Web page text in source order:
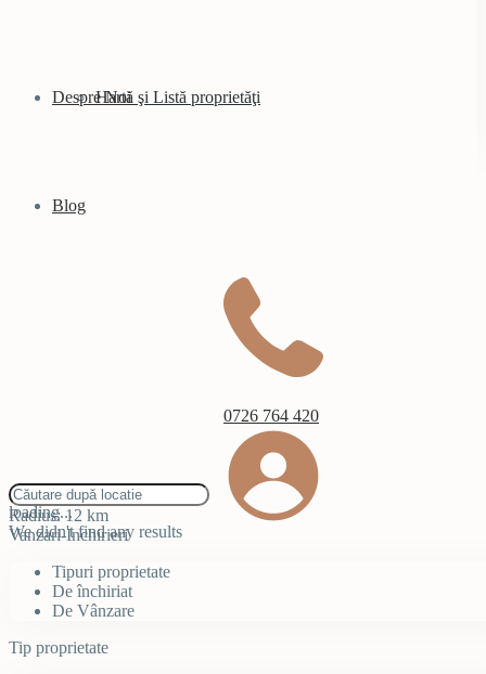
Hartă şi Listă proprietăţi
Despre Noi
Blog
0726 764 420
click to enable zoom
loading...
We didn't find any results
Radius:12 km
Vanzari-Inchirieri
Tipuri proprietate
De închiriat
De Vânzare
Tip proprietate